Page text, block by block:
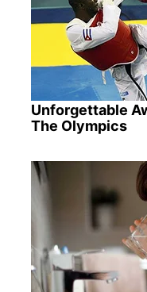
Unforgettable
The Olympics